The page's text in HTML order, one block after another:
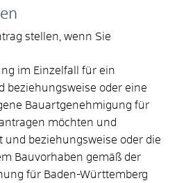
stellen, wenn Sie
im Einzelfall für ein
beziehungsweise oder eine
Bauartgenehmigung für
möchten und
und beziehungsweise oder die
Bauvorhaben gemäß der
für Baden-Württemberg